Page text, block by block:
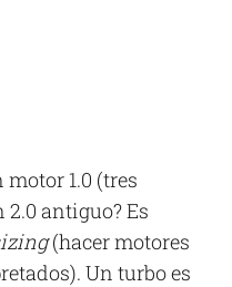
1.0 (tres
antiguo? Es
(hacer motores
Un turbo es